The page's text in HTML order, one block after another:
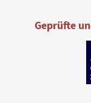
Geprüfte